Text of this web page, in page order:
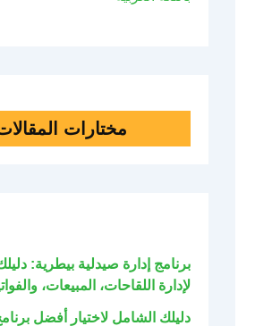
مختارات
برنامج إدارة صيدلية بيطرية:
لإدارة اللقاحات، المبيعات،
دليلك الشامل لاختيار أفضل